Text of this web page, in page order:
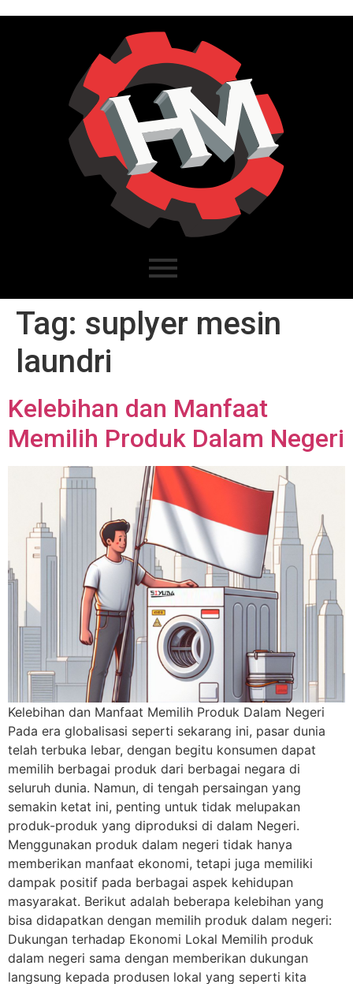
Tag: suplyer mesin
laundri
Kelebihan dan Manfaat
Memilih Produk Dalam Negeri
Kelebihan dan Manfaat Memilih Produk Dalam Negeri
Pada era globalisasi seperti sekarang ini, pasar dunia
telah terbuka lebar, dengan begitu konsumen dapat
memilih berbagai produk dari berbagai negara di
seluruh dunia. Namun, di tengah persaingan yang
semakin ketat ini, penting untuk tidak melupakan
produk-produk yang diproduksi di dalam Negeri.
Menggunakan produk dalam negeri tidak hanya
memberikan manfaat ekonomi, tetapi juga memiliki
dampak positif pada berbagai aspek kehidupan
masyarakat. Berikut adalah beberapa kelebihan yang
bisa didapatkan dengan memilih produk dalam negeri:
Dukungan terhadap Ekonomi Lokal Memilih produk
dalam negeri sama dengan memberikan dukungan
langsung kepada produsen lokal yang seperti kita